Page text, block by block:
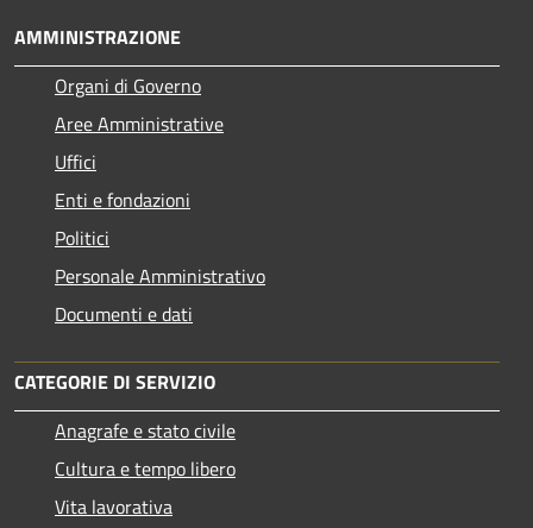
AMMINISTRAZIONE
Organi di Governo
Aree Amministrative
Uffici
Enti e fondazioni
Politici
Personale Amministrativo
Documenti e dati
CATEGORIE DI SERVIZIO
Anagrafe e stato civile
Cultura e tempo libero
Vita lavorativa